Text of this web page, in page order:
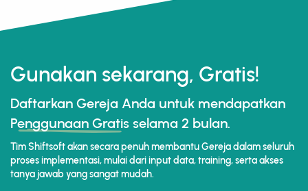
Gunakan sekarang, Gratis!
Daftarkan Gereja Anda untuk mendapatkan
Penggunaan Gratis selama 2 bulan.
Tim Shiftsoft akan secara penuh membantu Gereja dalam seluruh
proses implementasi, mulai dari input data, training, serta akses
tanya jawab yang sangat mudah.